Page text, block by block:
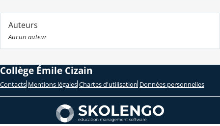
Auteurs
Aucun auteur
Collège Émile Cizain
Contacts Mentions légales Chartes d'utilisation Données personnelles